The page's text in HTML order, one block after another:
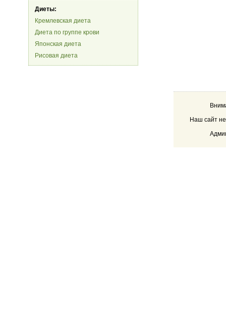
Диеты:
Кремлевская диета
Диета по группе крови
Японская диета
Рисовая диета
Наш сайт